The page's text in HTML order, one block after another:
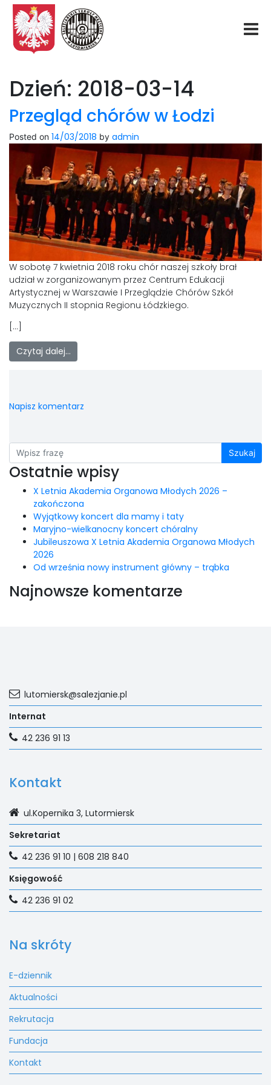
O nas
Aktualności
Rekrutacja
Fundacja
Konkurs organowy
LAOM
Klasztor
Dzień: 2018-03-14
Przegląd chórów w Łodzi
Posted on 14/03/2018 by admin
W sobotę 7 kwietnia 2018 roku chór naszej szkoły brał
udział w zorganizowanym przez Centrum Edukacji
Artystycznej w Warszawie I Przeglądzie Chórów Szkół
Muzycznych II stopnia Regionu Łódzkiego.
[…]
Czytaj dalej…
Napisz komentarz
Szukaj
Ostatnie wpisy
X Letnia Akademia Organowa Młodych 2026 –
zakończona
Wyjątkowy koncert dla mamy i taty
Maryjno-wielkanocny koncert chóralny
Jubileuszowa X Letnia Akademia Organowa Młodych
2026
Od września nowy instrument główny – trąbka
Najnowsze komentarze
Na skróty
E-dziennik
Aktualności
Rekrutacja
Fundacja
Kontakt
Kontakt
ul.Kopernika 3, Lutormiersk
Sekretariat
42 236 91 10 | 608 218 840
Księgowość
42 236 91 02
lutomiersk@salezjanie.pl
Internat
42 236 91 13